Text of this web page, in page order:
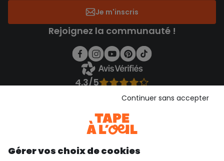
Je m'inscris
Rejoignez la communauté !
4.3/5
Voir l’attestation de confiance
Téléchargez notre application
Découvrir notre application
Gérer vos choix de cookies
Continuer sans accepter